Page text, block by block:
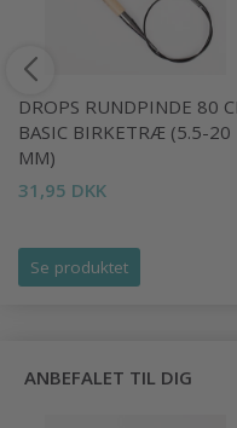
DROPS RUNDPINDE 80
BASIC BIRKETRÆ (5.5-20
MM)
31,95 DKK
Se produktet
ANBEFALET TIL DIG